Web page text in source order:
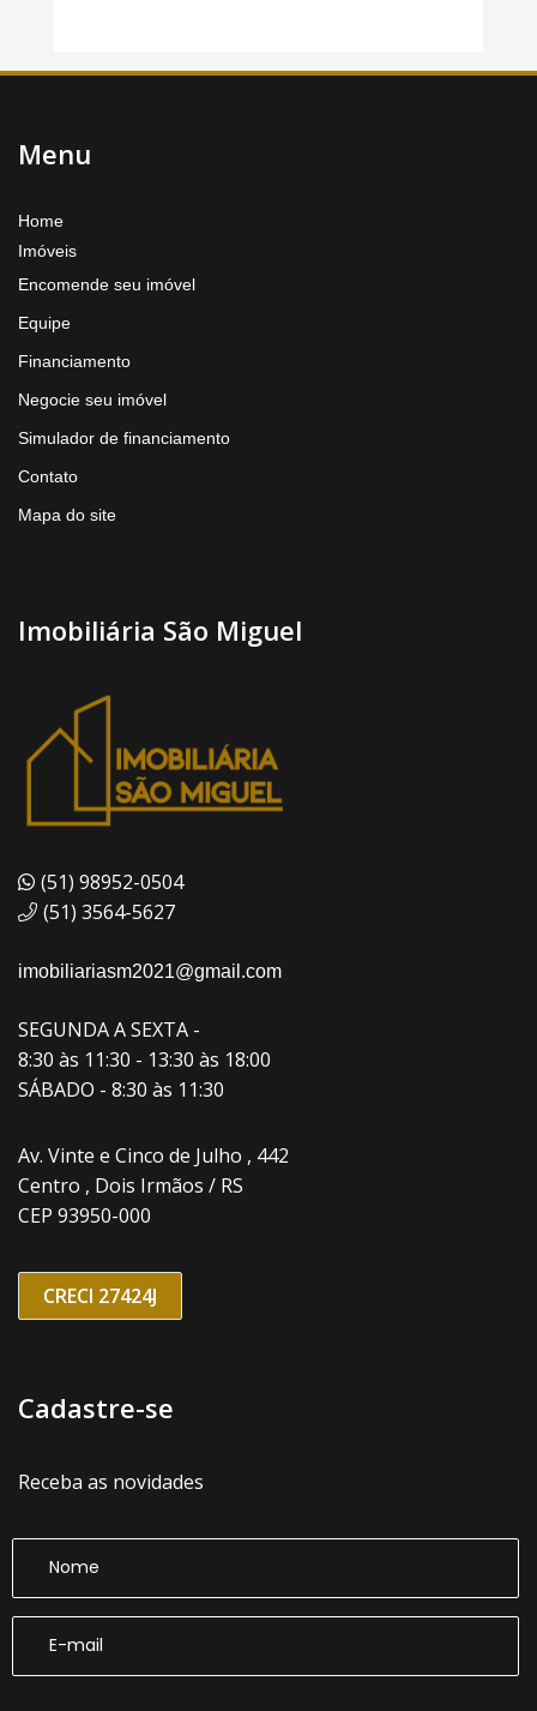
Menu
Home
Imóveis
Encomende seu imóvel
Equipe
Financiamento
Negocie seu imóvel
Simulador de financiamento
Contato
Mapa do site
Imobiliária São Miguel
(51) 98952-0504
(51) 3564-5627
imobiliariasm2021@gmail.com
SEGUNDA A SEXTA -
8:30 às 11:30 - 13:30 às 18:00
SÁBADO - 8:30 às 11:30
Av. Vinte e Cinco de Julho , 442
Centro , Dois Irmãos / RS
CEP 93950-000
CRECI 27424J
Cadastre-se
Receba as novidades